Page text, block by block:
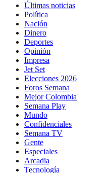
Últimas noticias
Política
Nación
Dinero
Deportes
Opinión
Impresa
Jet Set
Elecciones 2026
Foros Semana
Mejor Colombia
Semana Play
Mundo
Confidenciales
Semana TV
Gente
Especiales
Arcadia
Tecnología